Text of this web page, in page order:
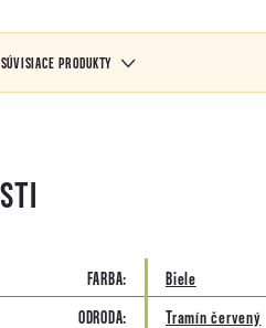
SÚVISIACE PRODUKTY
FARBA:
Biele
ODRODA:
Tramín červený